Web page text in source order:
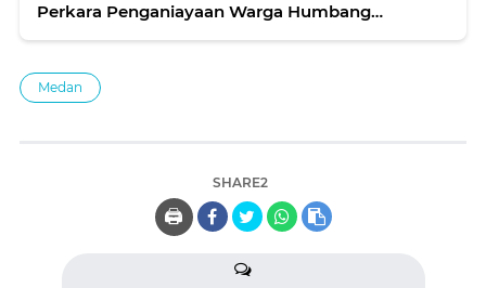
Perkara Penganiayaan Warga Humbang
Medan
SHARE2
🖨️